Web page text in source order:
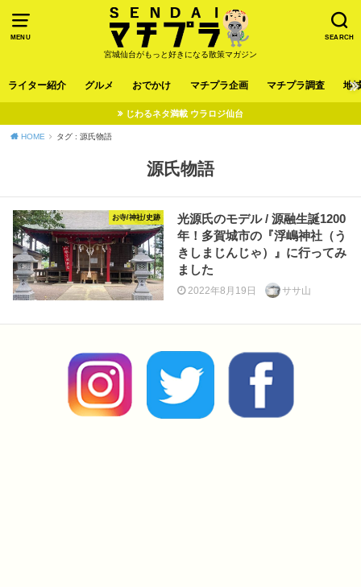
MENU SEARCH
宮城仙台がもっと好きになる散策マガジン
ライター紹介 グルメ おでかけ マチプラ企画 マチプラ調査 地
じわるネタ満載 ウラロジ仙台
HOME タグ : 源氏物語
源氏物語
お寺/神社/史跡
光源氏のモデル / 源融生誕1200
年！多賀城市の『浮嶋神社（う
きしまじんじゃ）』に行ってみ
ました
2022年8月19日 ササ山